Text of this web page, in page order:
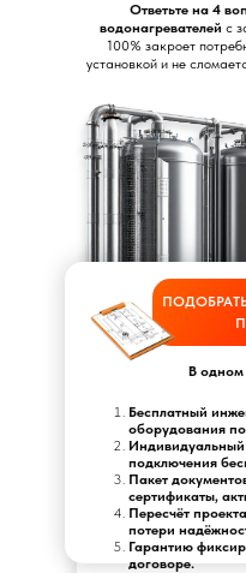
Ответьте на 4
водонагревателей с
100% закроет
установкой и не
В одном
Бесплатный
оборудования
подключения
Пакет
сертификаты,
Пересчёт
потери
Гарантию
договоре.